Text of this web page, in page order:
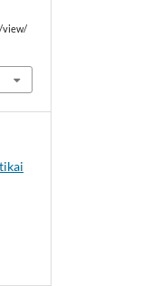
view/